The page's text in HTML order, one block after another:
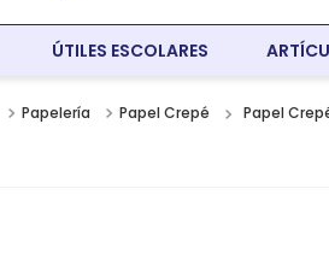
ÚTILES ESCOLARES
Papelería Papel Crepé Papel